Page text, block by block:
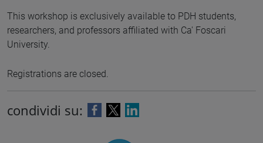
This workshop is exclusively available to PDH students,
researchers, and professors affiliated with Ca' Foscari
University.
Registrations are closed.
condividi su: